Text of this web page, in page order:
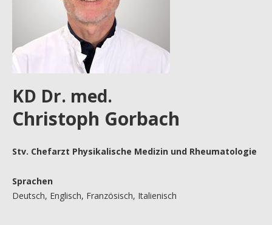
KD Dr. med.
Christoph Gorbach
Stv. Chefarzt Physikalische Medizin und Rheumatologie
Sprachen
Deutsch, Englisch, Französisch, Italienisch